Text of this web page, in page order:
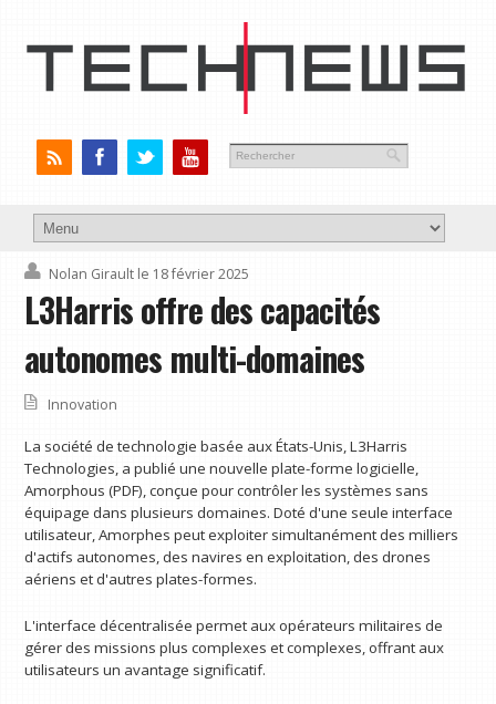
Nolan Girault le 18 février 2025
L3Harris offre des capacités
autonomes multi-domaines
Innovation
La société de technologie basée aux États-Unis, L3Harris
Technologies, a publié une nouvelle plate-forme logicielle,
Amorphous (PDF), conçue pour contrôler les systèmes sans
équipage dans plusieurs domaines. Doté d'une seule interface
utilisateur, Amorphes peut exploiter simultanément des milliers
d'actifs autonomes, des navires en exploitation, des drones
aériens et d'autres plates-formes.
L'interface décentralisée permet aux opérateurs militaires de
gérer des missions plus complexes et complexes, offrant aux
utilisateurs un avantage significatif.